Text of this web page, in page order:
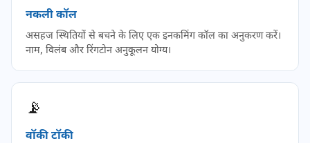
नकली कॉल
असहज स्थितियों से बचने के लिए एक इनकमिंग कॉल का अनुकरण करें।
नाम, विलंब और रिंगटोन अनुकूलन योग्य।
📡
वॉकी टॉकी